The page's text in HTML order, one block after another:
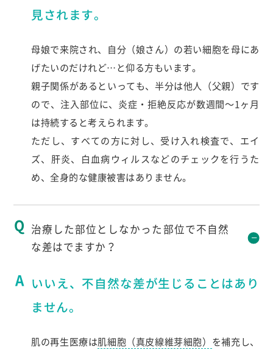
見されます。
母娘で来院され、自分（娘さん）の若い細胞を母にあ
げたいのだけれど…と仰る方もいます。
親子関係があるといっても、半分は他人（父親）です
ので、注入部位に、炎症・拒絶反応が数週間～1ヶ月
は持続すると考えられます。
ただし、すべての方に対し、受け入れ検査で、エイ
ズ、肝炎、白血病ウィルスなどのチェックを行うた
め、全身的な健康被害はありません。
治療した部位としなかった部位で不自然
な差はでますか？
いいえ、不自然な差が生じることはあり
ません。
肌の再生医療は肌細胞（真皮線維芽細胞） を補充し、